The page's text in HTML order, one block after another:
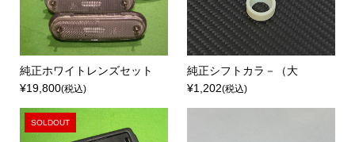
純正ホワイトレンズセット
¥19,800(税込)
純正シフトカラ－（大
¥1,202(税込)
SOLDOUT